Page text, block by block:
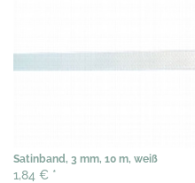
Satinband, 3 mm, 10 m, weiß
1,84 € *